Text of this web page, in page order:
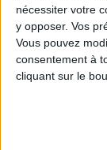
nécessiter votre
y opposer. Vos
Vous pouvez
consentement à
cliquant sur le